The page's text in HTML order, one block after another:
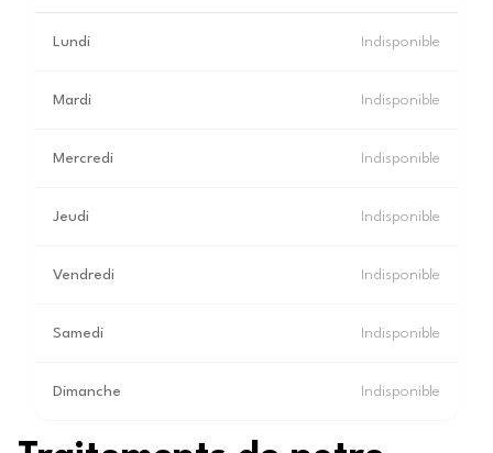
Lundi Indisponible
Mardi Indisponible
Mercredi Indisponible
Jeudi Indisponible
Vendredi Indisponible
Samedi Indisponible
Dimanche Indisponible